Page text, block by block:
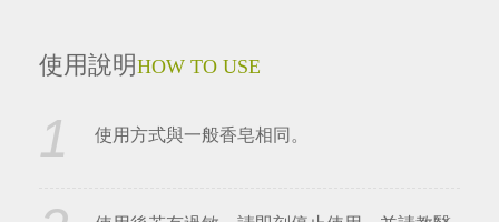
使用說明HOW TO USE
1 使用方式與一般香皂相同。